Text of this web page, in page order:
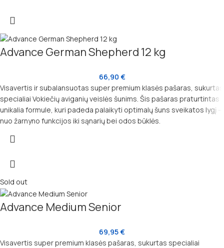
Advance German Shepherd 12 kg
66,90 €
Visavertis ir subalansuotas super premium klasės pašaras, sukurtas
specialiai Vokiečių aviganių veislės šunims. Šis pašaras praturtintas
unikalia formule, kuri padeda palaikyti optimalų šuns sveikatos lygį –
nuo žarnyno funkcijos iki sąnarių bei odos būklės.
Sold out
Advance Medium Senior
69,95€
Visavertis super premium klasės pašaras, sukurtas specialiai